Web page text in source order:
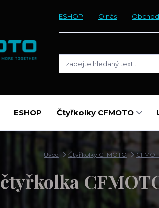
ESHOP O nás
ESHOP Čtyřkolky CFMOTO
Úvod Čtyřkolky CFMOTO
čtyřkolka